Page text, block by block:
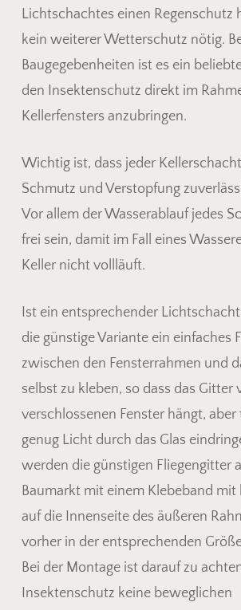
im
Go To Shop
Lichtschachtes einen Regenschutz
kein weiterer Wetterschutz nötig.
Baugegebenheiten ist es ein
den Insektenschutz direkt im
Kellerfensters anzubringen.
Wichtig ist, dass jeder
Schmutz und Verstopfung
Vor allem der Wasserablauf jedes
frei sein, damit im Fall eines
Keller nicht vollläuft.
Ist ein entsprechender
die günstige Variante ein einfaches
zwischen den Fensterrahmen und
selbst zu kleben, so dass das Gitter
verschlossenen Fenster hängt,
genug Licht durch das Glas
werden die günstigen Fliegengitter
Baumarkt mit einem Klebeband mit
auf die Innenseite des äußeren
vorher in der entsprechenden
Bei der Montage ist darauf zu
Insektenschutz keine beweglichen